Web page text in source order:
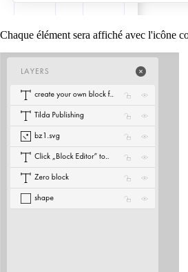
Chaque élément sera affiché avec l'icône